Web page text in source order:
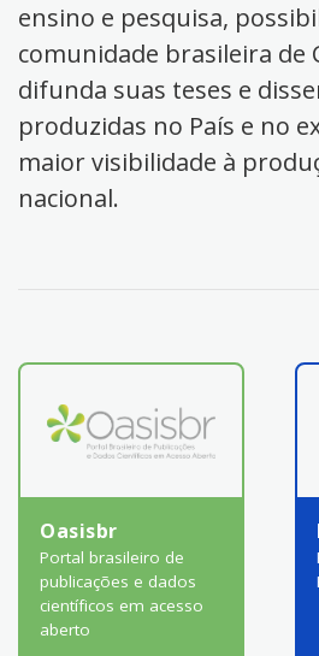
ensino e pesquisa,
comunidade brasileira de
difunda suas teses e
produzidas no País e no
maior visibilidade à
nacional.
Oasisbr
Portal brasileiro de
publicações e dados
científicos em acesso
aberto